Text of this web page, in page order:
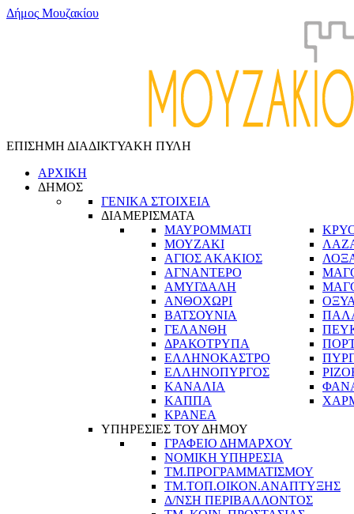
Δήμος Μουζακίου
ΕΠΙΣΗΜΗ ΔΙΑΔΙΚΤΥΑΚΗ ΠΥΛΗ
ΑΡΧΙΚΗ
ΔΗΜΟΣ
ΓΕΝΙΚΑ ΣΤΟΙΧΕΙΑ
ΔΙΑΜΕΡΙΣΜΑΤΑ
ΜΑΥΡΟΜΜΑΤΙ
ΜΟΥΖΑΚΙ
ΑΓΙΟΣ ΑΚΑΚΙΟΣ
ΑΓΝΑΝΤΕΡΟ
ΑΜΥΓΔΑΛΗ
ΑΝΘΟΧΩΡΙ
ΒΑΤΣΟΥΝΙΑ
ΓΕΛΑΝΘΗ
ΔΡΑΚΟΤΡΥΠΑ
ΕΛΛΗΝΟΚΑΣΤΡΟ
ΕΛΛΗΝΟΠΥΡΓΟΣ
ΚΑΝΑΛΙΑ
ΚΑΠΠΑ
ΚΡΑΝΕΑ
ΥΠΗΡΕΣΙΕΣ ΤΟΥ ΔΗΜΟΥ
ΓΡΑΦΕΙΟ ΔΗΜΑΡΧΟΥ
ΝΟΜΙΚΗ ΥΠΗΡΕΣΙΑ
ΤΜ.ΠΡΟΓΡΑΜΜΑΤΙΣΜΟΥ
ΤΜ.ΤΟΠ.ΟΙΚΟΝ.ΑΝΑΠΤΥΞΗΣ
Δ/ΝΣΗ ΠΕΡΙΒΑΛΛΟΝΤΟΣ